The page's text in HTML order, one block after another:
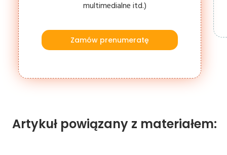
multimedialne itd.)
Zamów prenumeratę
Artykuł powiązany z materiałem: